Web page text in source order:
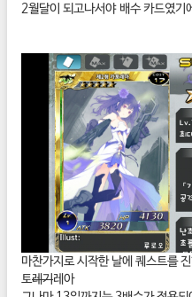
2월달이 되고나서야 배수 카드였기
마찬가지로 시작한 날에 퀘스트를
토레기레아